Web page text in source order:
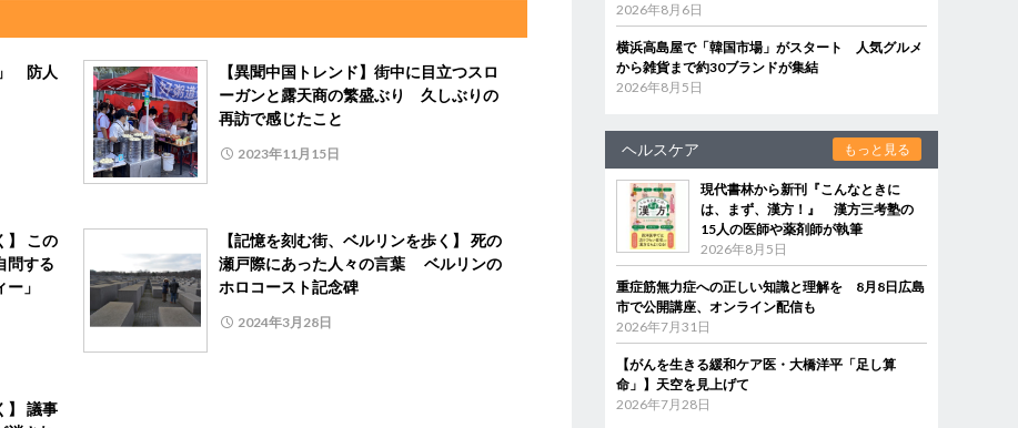
防人
【異聞中国トレンド】街中に目立つスロ
ーガンと露天商の繁盛ぶり 久しぶりの
再訪で感じたこと
2023年11月15日
】 この
問する
」
【記憶を刻む街、ベルリンを歩く】 死の
瀬戸際にあった人々の言葉 ベルリンの
ホロコースト記念碑
2024年3月28日
】 議事
2026年8月6日
横浜高島屋で「韓国市場」がスタート 人気グルメ
から雑貨まで約30ブランドが集結
2026年8月5日
ヘルスケア もっと見る
現代書林から新刊『こんなときに
は、まず、漢方！』 漢方三考塾の
15人の医師や薬剤師が執筆
2026年8月5日
重症筋無力症への正しい知識と理解を 8月8日広島
市で公開講座、オンライン配信も
2026年7月31日
【がんを生きる緩和ケア医・大橋洋平「足し算
命」】天空を見上げて
2026年7月28日